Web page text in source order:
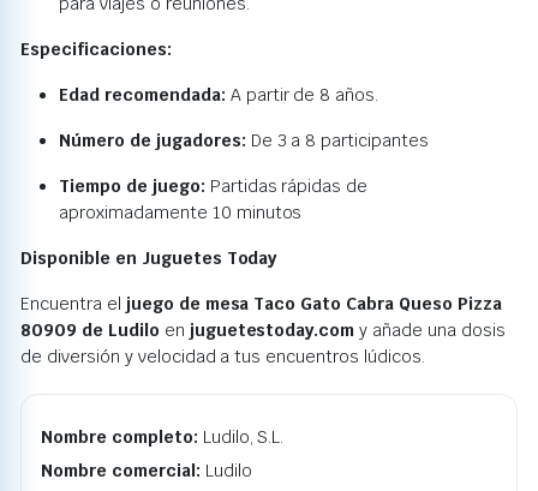
Especificaciones:
Edad recomendada: A partir de 8 años.
Número de jugadores: De 3 a 8 participantes
Tiempo de juego: Partidas rápidas de
aproximadamente 10 minutos
Disponible en Juguetes Today
Encuentra el juego de mesa Taco Gato Cabra Queso Pizza
80909 de Ludilo en juguetestoday.com y añade una dosis
de diversión y velocidad a tus encuentros lúdicos.
Nombre completo: Ludilo, S.L.
Nombre comercial: Ludilo